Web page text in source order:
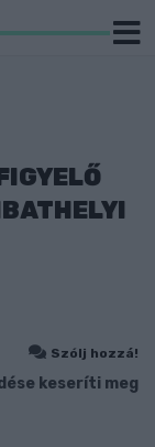
Szólj hozzá!
keseríti meg